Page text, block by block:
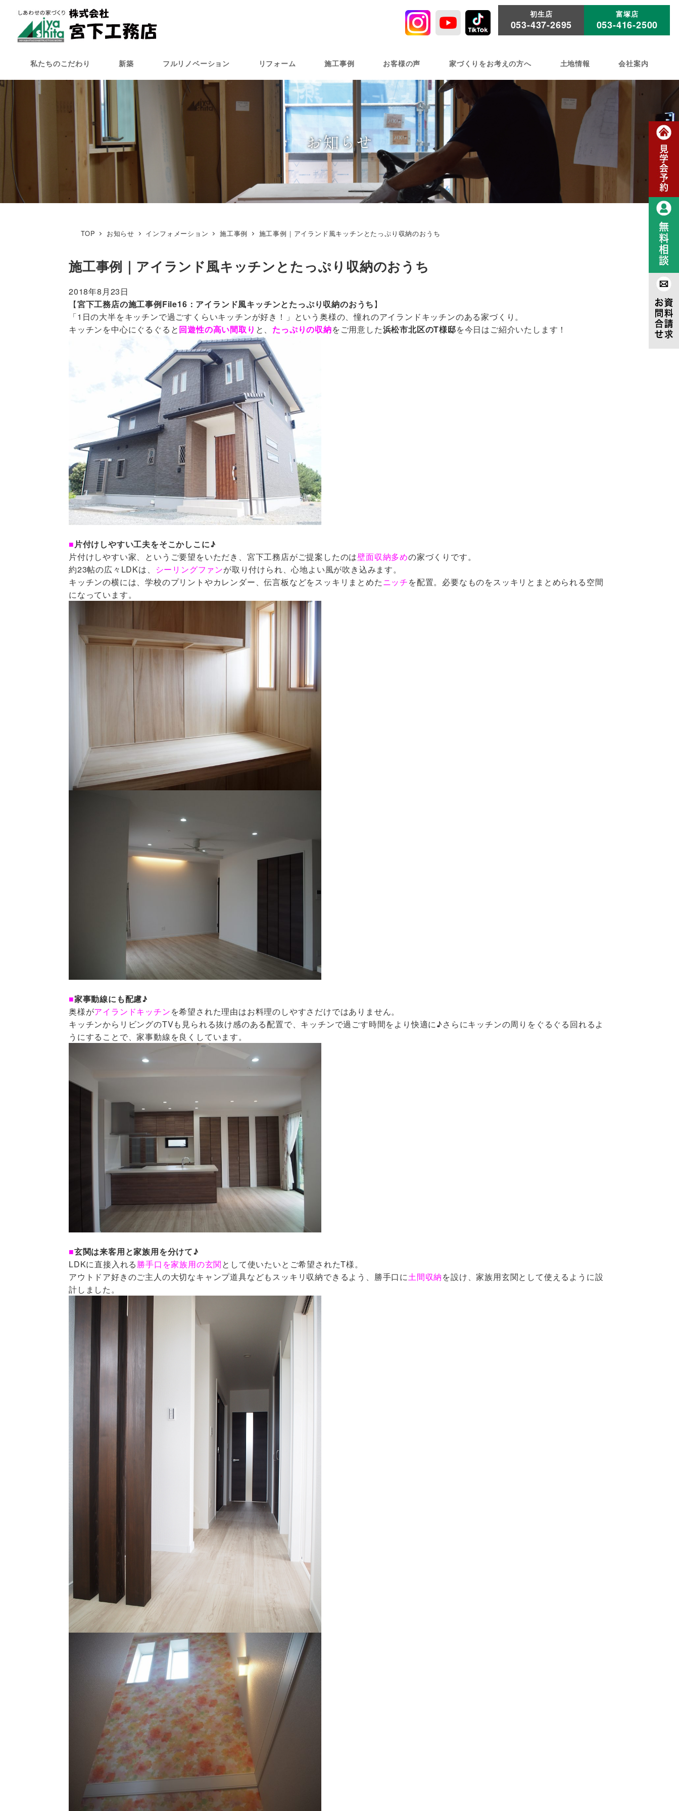
ン
ツ
初生店
053-437-2695
富塚店
053-416-2500
私たちのこだわり 新築 フルリノベーション リフォーム 施工事例 お客様の声 家づくりをお考えの方へ 土地情報 会社案内
お知らせ
TOP お知らせ インフォメーション 施工事例 施工事例｜アイランド風キッチンとたっぷり収納のおうち
施工事例｜アイランド風キッチンとたっぷり収納のおうち
2018年8月23日
【宮下工務店の施工事例File16：アイランド風キッチンとたっぷり収納のおうち】
「1日の大半をキッチンで過ごすくらいキッチンが好き！」という奥様の、憧れのアイランドキッチンのある家づくり。
キッチンを中心にぐるぐると回遊性の高い間取り と、 たっぷりの収納をご用意した浜松市北区のT様邸を今日はご紹介いたします！
■片付けしやすい工夫をそこかしこに♪
片付けしやすい家、というご要望をいただき、宮下工務店がご提案したのは壁面収納多めの家づくりです。
約23帖の広々LDKは、
シーリングファンが取り付けられ、心地よい風が吹き込みます。
キッチンの横には、学校のプリントやカレンダー、伝言板などをスッキリまとめたニッチを配置。必要なものをスッキリとまとめられる空間
になっています。
■家事動線にも配慮♪
奥様がアイランドキッチンを希望された理由はお料理のしやすさだけではありません。
キッチンからリビングのTVも見られる抜け感のある配置で、キッチンで過ごす時間をより快適に♪さらにキッチンの周りをぐるぐる回れるよ
うにすることで、家事動線を良くしています。
■玄関は来客用と家族用を分けて♪
LDKに直接入れる勝手口を家族用の玄関として使いたいとご希望されたT様。
アウトドア好きのご主人の大切なキャンプ道具などもスッキリ収納できるよう、勝手口に土間収納を設け、家族用玄関として使えるように設
計しました。